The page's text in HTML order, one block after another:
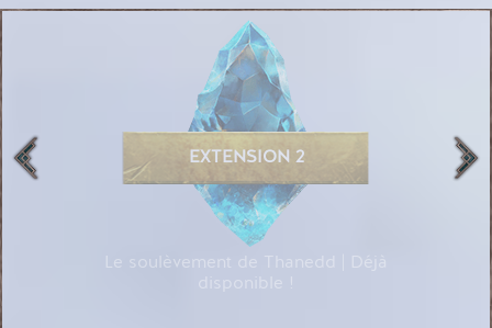
EXTENSION 2
Le soulèvement de Thanedd | Déjà